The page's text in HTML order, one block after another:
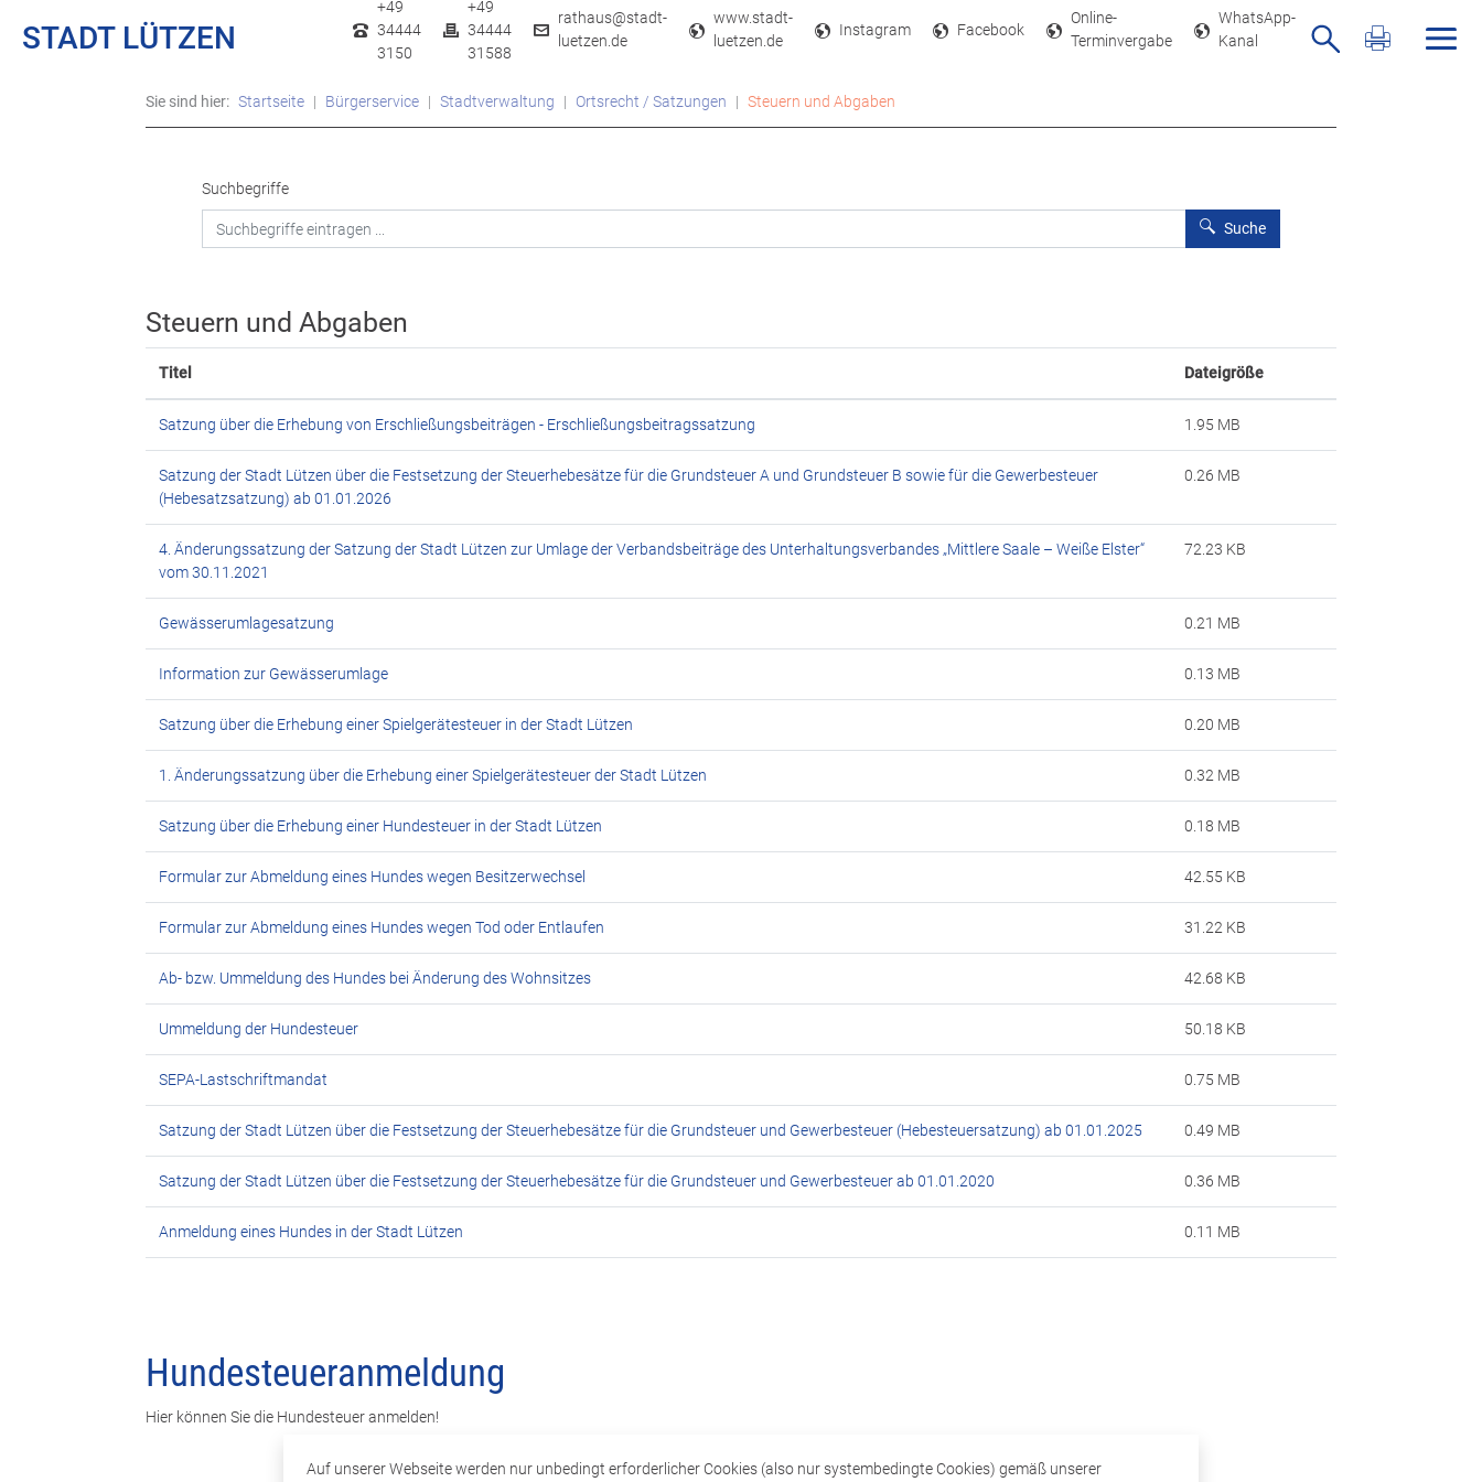
Auf unserer Webseite werden nur unbedingt erforderlicher Cookies (also nur systembedingte Cookies) gemäß unserer
STADT LÜTZEN
+49
34444
3150
+49
34444
31588
rathaus@stadt-
luetzen.de
www.stadt-
luetzen.de
Instagram Facebook
Online-
Terminvergabe
WhatsApp-
Kanal
Aktuelle
Sie sind hier: Startseite Bürgerservice Stadtverwaltung Ortsrecht / Satzungen Steuern und Abgaben
Suchbegriffe
Suche
Steuern und Abgaben
Titel Dateigröße
Satzung über die Erhebung von Erschließungsbeiträgen - Erschließungsbeitragssatzung 1.95 MB
Satzung der Stadt Lützen über die Festsetzung der Steuerhebesätze für die Grundsteuer A und Grundsteuer B sowie für die Gewerbesteuer
(Hebesatzsatzung) ab 01.01.2026
0.26 MB
4. Änderungssatzung der Satzung der Stadt Lützen zur Umlage der Verbandsbeiträge des Unterhaltungsverbandes „Mittlere Saale – Weiße Elster“
vom 30.11.2021
72.23 KB
Gewässerumlagesatzung 0.21 MB
Information zur Gewässerumlage 0.13 MB
Satzung über die Erhebung einer Spielgerätesteuer in der Stadt Lützen 0.20 MB
1. Änderungssatzung über die Erhebung einer Spielgerätesteuer der Stadt Lützen 0.32 MB
Satzung über die Erhebung einer Hundesteuer in der Stadt Lützen 0.18 MB
Formular zur Abmeldung eines Hundes wegen Besitzerwechsel 42.55 KB
Formular zur Abmeldung eines Hundes wegen Tod oder Entlaufen 31.22 KB
Ab- bzw. Ummeldung des Hundes bei Änderung des Wohnsitzes 42.68 KB
Ummeldung der Hundesteuer 50.18 KB
SEPA-Lastschriftmandat 0.75 MB
Satzung der Stadt Lützen über die Festsetzung der Steuerhebesätze für die Grundsteuer und Gewerbesteuer (Hebesteuersatzung) ab 01.01.2025 0.49 MB
Satzung der Stadt Lützen über die Festsetzung der Steuerhebesätze für die Grundsteuer und Gewerbesteuer ab 01.01.2020 0.36 MB
Anmeldung eines Hundes in der Stadt Lützen 0.11 MB
Hundesteueranmeldung
Hier können Sie die Hundesteuer anmelden!